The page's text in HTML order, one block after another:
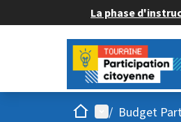
La phase
AccueilMenu principal
/ Budget